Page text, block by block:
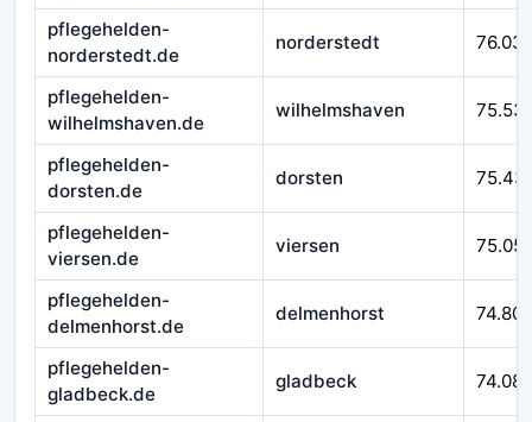
pflegehelden-
norderstedt.de
norderstedt
pflegehelden-
wilhelmshaven.de
wilhelmshaven
pflegehelden-
dorsten.de
dorsten
pflegehelden-
viersen.de
viersen
pflegehelden-
delmenhorst.de
delmenhorst
pflegehelden-
gladbeck.de
gladbeck 74.086